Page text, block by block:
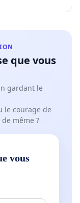
que vous
gardant le
le courage de
même ?
vous